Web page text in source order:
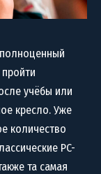
учёбы или
кресло. Уже
количество
PC-
та самая